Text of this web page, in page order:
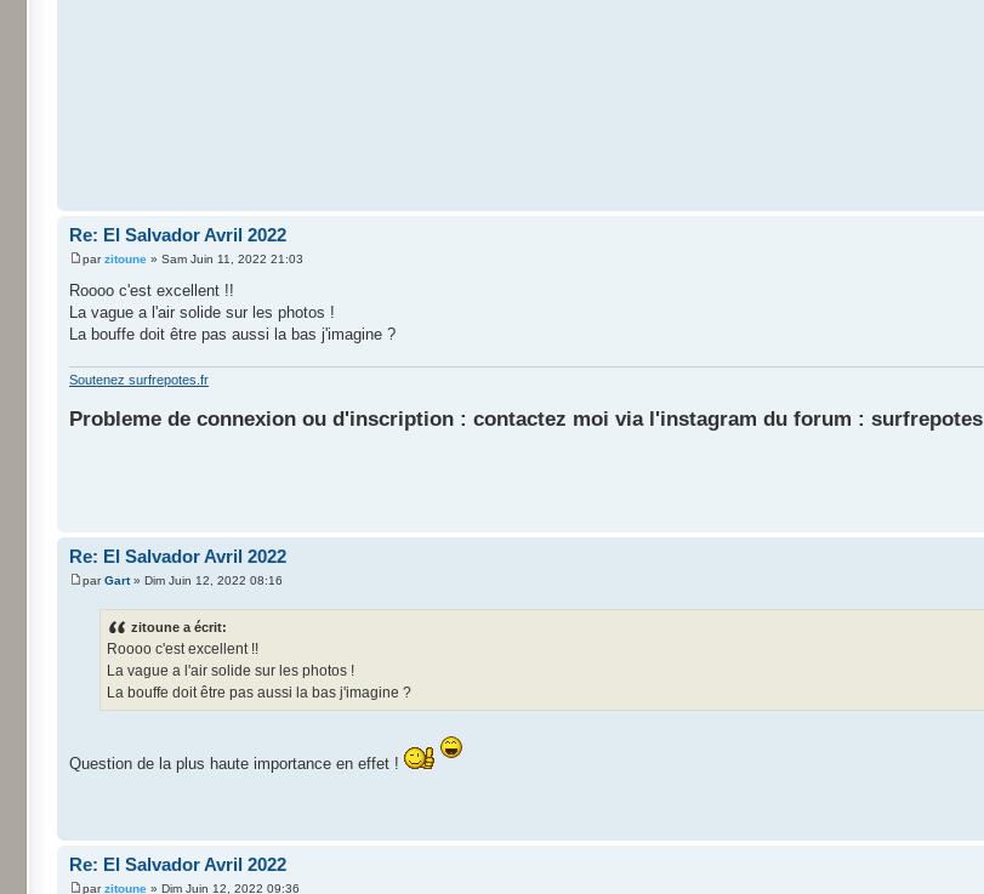
Re: El Salvador Avril 2022
parzitoune » Sam Juin 11, 2022 21:03
Roooo c'est excellent !!
La vague a l'air solide sur les photos !
La bouffe doit être pas aussi la bas j'imagine ?
Soutenez surfrepotes.fr
Probleme de connexion ou d'inscription : contactez moi via l'instagram du forum : surfrepotes
Re: El Salvador Avril 2022
parGart» Dim Juin 12, 2022 08:16
zitoune a écrit:
Roooo c'est excellent !!
La vague a l'air solide sur les photos !
La bouffe doit être pas aussi la bas j'imagine ?
Question de la plus haute importance en effet !
Re: El Salvador Avril 2022
parzitoune » Dim Juin 12, 2022 09:36